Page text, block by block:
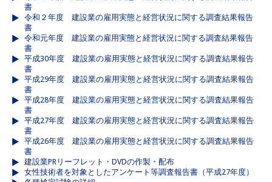
書
令和２年度 建設業の雇用実態と経営状況に関する調査結果報告
書
令和元年度 建設業の雇用実態と経営状況に関する調査結果報告
書
平成30年度 建設業の雇用実態と経営状況に関する調査結果報告
書
平成29年度 建設業の雇用実態と経営状況に関する調査結果報告
書
平成28年度 建設業の雇用実態と経営状況に関する調査結果報告
書
平成27年度 建設業の雇用実態と経営状況に関する調査結果報告
書
平成26年度 建設業の雇用実態と経営状況に関する調査結果報告
書
建設業PRリーフレット・DVDの作製・配布
女性技術者を対象としたアンケート等調査報告書（平成27年度）